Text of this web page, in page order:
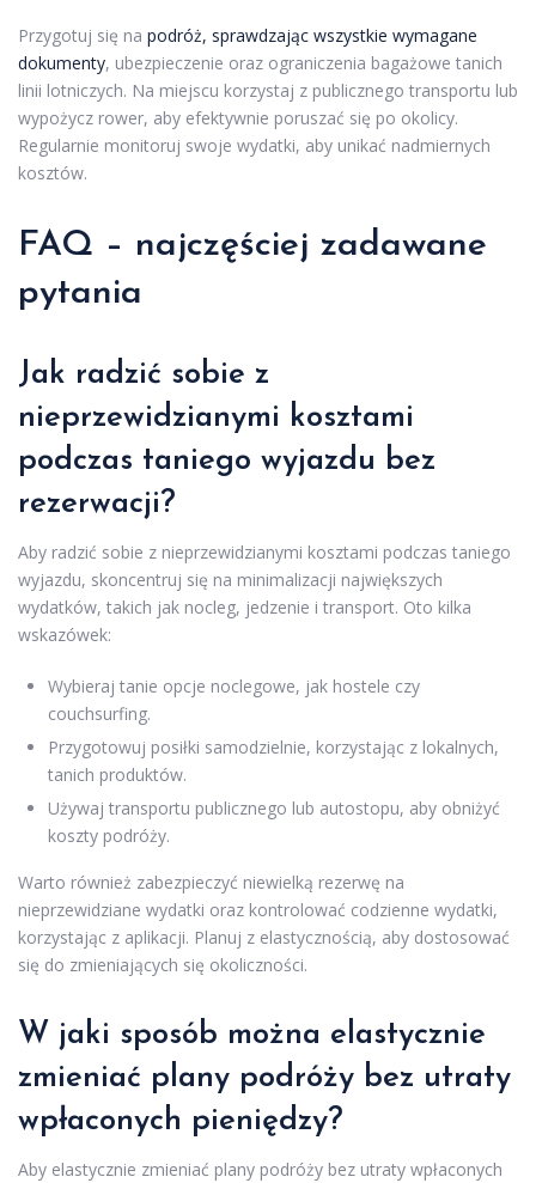
Przygotuj się na podróż, sprawdzając wszystkie wymagane
dokumenty, ubezpieczenie oraz ograniczenia bagażowe tanich
linii lotniczych. Na miejscu korzystaj z publicznego transportu lub
wypożycz rower, aby efektywnie poruszać się po okolicy.
Regularnie monitoruj swoje wydatki, aby unikać nadmiernych
kosztów.
FAQ – najczęściej zadawane
pytania
Jak radzić sobie z
nieprzewidzianymi kosztami
podczas taniego wyjazdu bez
rezerwacji?
Aby radzić sobie z nieprzewidzianymi kosztami podczas taniego
wyjazdu, skoncentruj się na minimalizacji największych
wydatków, takich jak nocleg, jedzenie i transport. Oto kilka
wskazówek:
Wybieraj tanie opcje noclegowe, jak hostele czy
couchsurfing.
Przygotowuj posiłki samodzielnie, korzystając z lokalnych,
tanich produktów.
Używaj transportu publicznego lub autostopu, aby obniżyć
koszty podróży.
Warto również zabezpieczyć niewielką rezerwę na
nieprzewidziane wydatki oraz kontrolować codzienne wydatki,
korzystając z aplikacji. Planuj z elastycznością, aby dostosować
się do zmieniających się okoliczności.
W jaki sposób można elastycznie
zmieniać plany podróży bez utraty
wpłaconych pieniędzy?
Aby elastycznie zmieniać plany podróży bez utraty wpłaconych